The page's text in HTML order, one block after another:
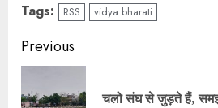
Tags: RSS vidya bharati
Continue
Reading
Previous
चलो संघ से जुड़ते हैं,